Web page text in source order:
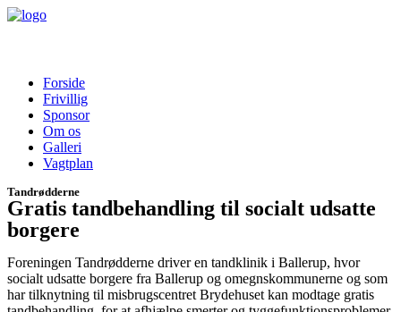
Forside
Frivillig
Sponsor
Om os
Galleri
Vagtplan
Tandrødderne
Gratis tandbehandling til socialt udsatte
borgere
Foreningen Tandrødderne driver en tandklinik i Ballerup, hvor
socialt udsatte borgere fra Ballerup og omegnskommunerne og som
har tilknytning til misbrugscentret Brydehuset kan modtage gratis